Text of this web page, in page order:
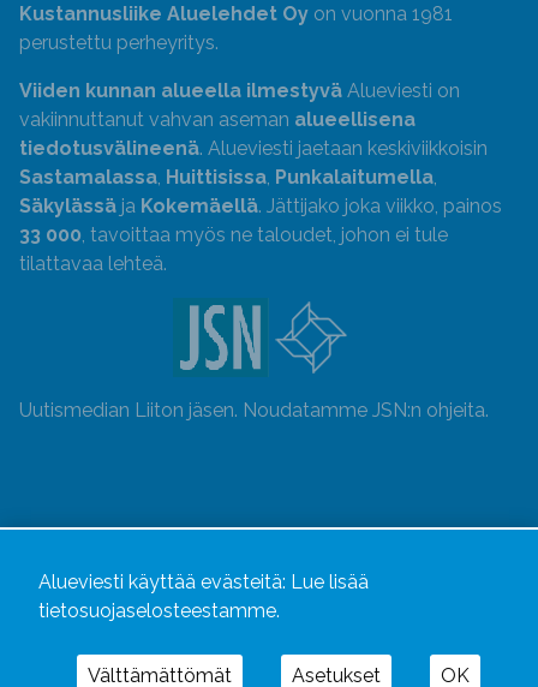
Kustannusliike Aluelehdet Oy on vuonna 1981
perustettu perheyritys.
Viiden kunnan alueella ilmestyvä Alueviesti on
vakiinnuttanut vahvan aseman alueellisena
tiedotusvälineenä. Alueviesti jaetaan keskiviikkoisin
Sastamalassa, Huittisissa, Punkalaitumella,
Säkylässä ja Kokemäellä. Jättijako joka viikko, painos
33 000, tavoittaa myös ne taloudet, johon ei tule
tilattavaa lehteä.
Uutismedian Liiton jäsen. Noudatamme JSN:n ohjeita.
Alueviesti käyttää evästeitä: Lue lisää
tietosuojaselosteestamme.
Välttämättömät Asetukset OK